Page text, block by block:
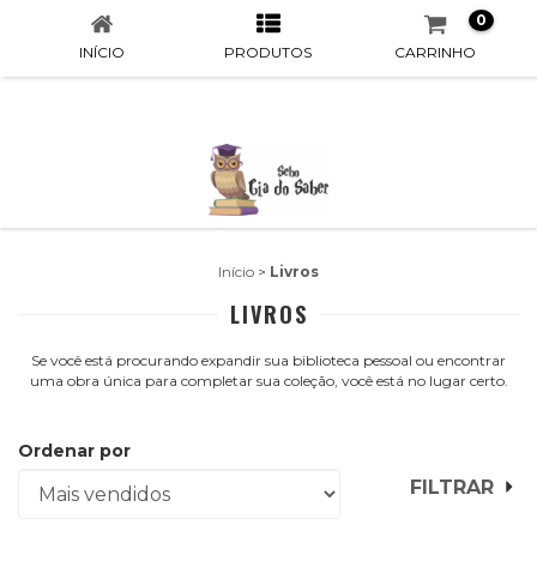
INÍCIO PRODUTOS CARRINHO
0
Início > Livros
LIVROS
Se você está procurando expandir sua biblioteca pessoal ou encontrar
uma obra única para completar sua coleção, você está no lugar certo.
Ordenar por
FILTRAR